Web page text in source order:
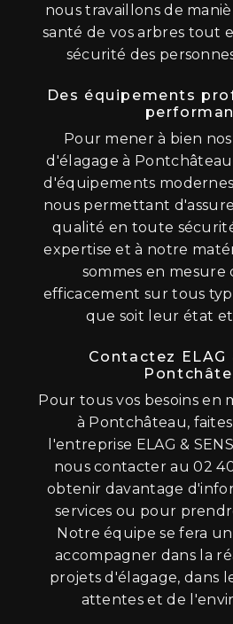
nous travaillons de
santé de vos arbres tout
sécurité des
Des équipements
Pour mener à bien
d'élagage à
d'équipements
nous permettant
qualité en toute
expertise et à notre
sommes en
efficacement sur tous
que soit leur état
Contactez ELAG
Pour tous vos besoins en
à Pontchâteau,
l'entreprise ELAG &
nous contacter au 02
obtenir davantage
services ou pour
Notre équipe se fera
accompagner dans la
projets d'élagage, dans
attentes et de